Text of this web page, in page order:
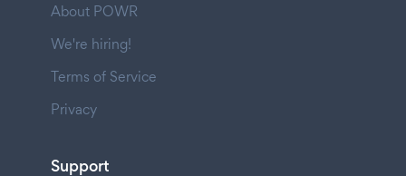
About POWR
We're hiring!
Terms of Service
Privacy
Support